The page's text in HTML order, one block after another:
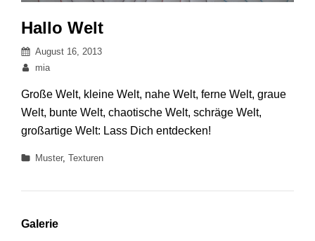
Hallo Welt
Posted
on
August 16, 2013
By
mia
Große Welt, kleine Welt, nahe Welt, ferne Welt, graue
Welt, bunte Welt, chaotische Welt, schräge Welt,
großartige Welt: Lass Dich entdecken!
Categories
Muster, Texturen
Galerie